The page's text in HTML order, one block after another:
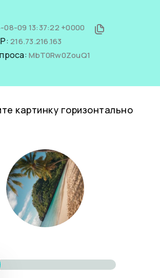
08-09 13:37:22 +0000
216.73.216.163
MbT0Rw0ZouQ1
картинку горизонтально